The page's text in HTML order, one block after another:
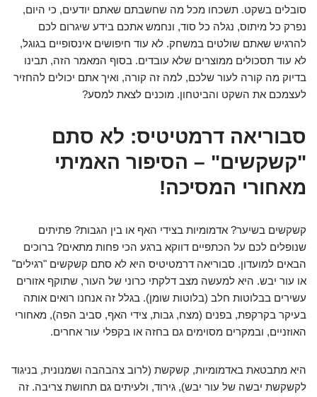
סובלים בשקט. תשכחו מכל מה שחשבתם שאתם יודעים, כי היום,
נפרק כל מיתוס, נגלה כל סוד, ונחמש אתכם בידע שיגרום לכם
להרגיש שאתם שולטים במשחק. לא עוד חיפושים אינסופיים בגוגל,
לא עוד תסכולים ממוצרים שלא עובדים. בסוף המאמר הזה, תבינו
בדיוק מה קורה לעור שלכם, למה זה קורה, ואיך אתם יכולים להחזיר
לעצמכם את השקט והביטחון. מוכנים לצאת למסע?
סבוריאה דרמטיטיס: לא סתם
"קשקשים" – הסיפור האמיתי
מאחורי המסיכה!
קשקשים בשיער? אדמומיות בצידי האף או בין הגבות? פתיתים
שנופלים לכם על הכתפיים דווקא ברגע הכי פחות מתאים? ברוכים
הבאים למועדון. סבוריאה דרמטיטיס היא לא סתם קשקשים "רגילים"
או עור יבש. היא למעשה מצב דלקתי כרוני של העור, שתוקף אזורים
עשירים בבלוטות חלב (בלוטות שומן). בגלל זה אנחנו רואים אותה
בעיקר בקרקפת, בפנים (מצח, גבות, צידי האף, סביב הפה), מאחורי
האוזניים, ובמקרים מסוימים גם בחזה או בקפלי עור אחרים.
היא מתבטאת באדמומיות, קשקשת (לרוב צהבהבה ושמנונית, בניגוד
לקשקשת יבשה של עור יבש), גירוד, ולעיתים גם תחושת צריבה. זה